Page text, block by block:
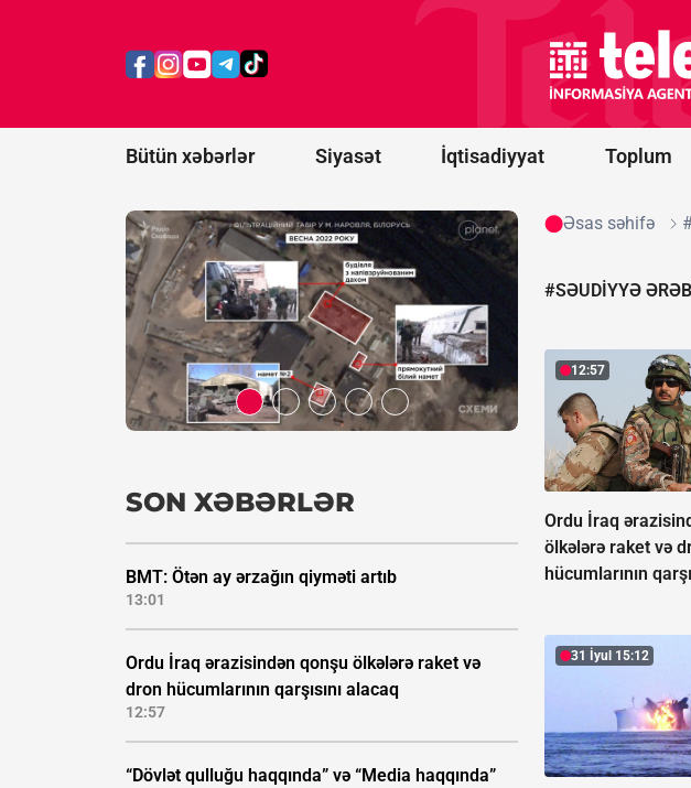
Bütün xəbərlər Siyasət İqtisadiyyat Toplum
150 hərbi
edildi
Səbaildə obyekt
vətəndaşlar
-
YENİLƏNDİ/
SON XƏBƏRLƏR
BMT: Ötən ay ərzağın qiyməti artıb
13:01
Ordu İraq ərazisindən qonşu ölkələrə raket və
dron hücumlarının qarşısını alacaq
12:57
“Dövlət qulluğu haqqında” və “Media haqqında”
Əsas səhifə
#SƏUDIYYƏ
12:57
Ordu İraq
ölkələrə raket və
hücumlarının
31 İyul 15:12